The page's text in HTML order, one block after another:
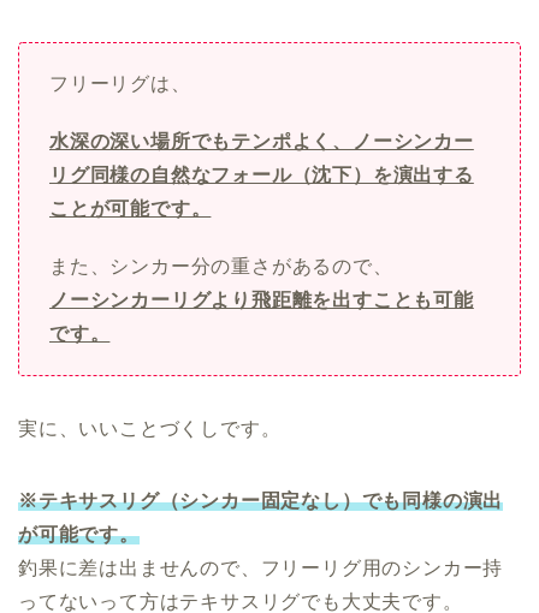
フリーリグは、
水深の深い場所でもテンポよく、ノーシンカー
リグ同様の自然なフォール（沈下）を演出する
ことが可能です。
また、シンカー分の重さがあるので、
ノーシンカーリグより飛距離を出すことも可能
です。
実に、いいことづくしです。
※テキサスリグ（シンカー固定なし）でも同様の演出
が可能です。
釣果に差は出ませんので、フリーリグ用のシンカー持
ってないって方はテキサスリグでも大丈夫です。